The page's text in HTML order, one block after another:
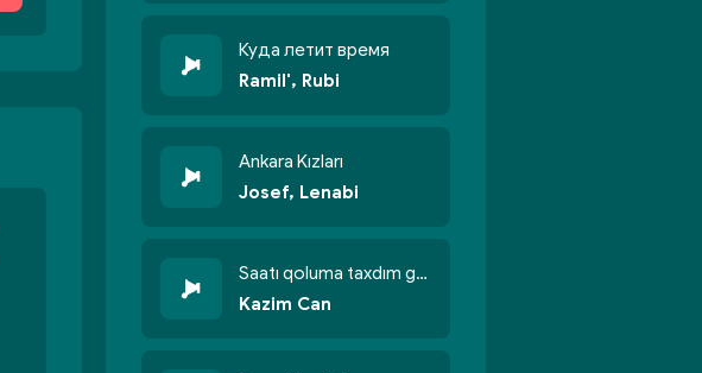
Куда летит время
Ramil', Rubi
Ankara Kızları
Josef, Lenabi
Saatı qoluma taxdım göyün üzünə qalxdım
Kazim Can